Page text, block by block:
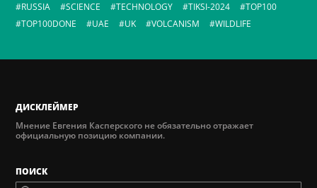
RUSSIA
SCIENCE TECHNOLOGY TIKSI-2024
TOP100
TOP100DONE
UAE UK VOLCANISM WILDLIFE
ДИСКЛЕЙМЕР
Мнение Евгения Касперского не обязательно отражает
официальную позицию компании.
ПОИСК